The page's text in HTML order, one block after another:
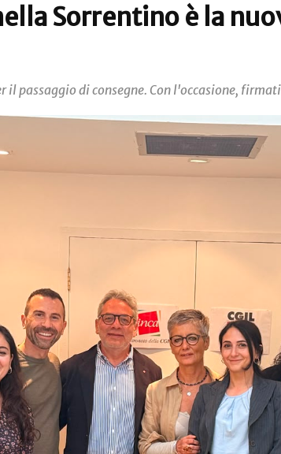
Sorrentino è la
il passaggio di consegne. Con l'occasione,